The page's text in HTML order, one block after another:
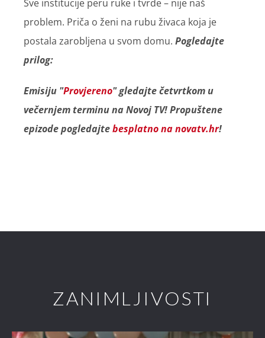
Sve institucije peru ruke i tvrde – nije naš
problem. Priča o ženi na rubu živaca koja je
postala zarobljena u svom domu. Pogledajte
prilog:
Emisiju "Provjereno" gledajte četvrtkom u
večernjem terminu na Novoj TV! Propuštene
epizode pogledajtebesplatno na novatv.hr!
ZANIMLJIVOSTI